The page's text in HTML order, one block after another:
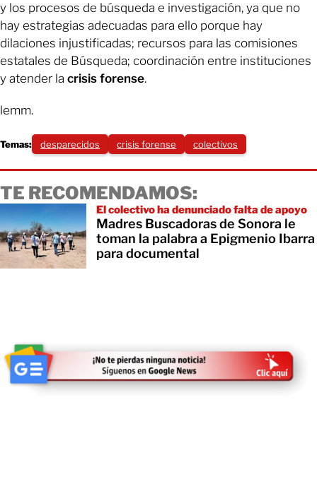
y los procesos de búsqueda e investigación, ya que no
hay estrategias adecuadas para ello porque hay
dilaciones injustificadas; recursos para las comisiones
estatales de Búsqueda; coordinación entre instituciones
y atender la crisis forense.
lemm.
Temas: desparecidos crisis forense colectivos
TE RECOMENDAMOS:
El colectivo ha denunciado falta de apoyo
Madres Buscadoras de Sonora le
toman la palabra a Epigmenio Ibarra
para documental